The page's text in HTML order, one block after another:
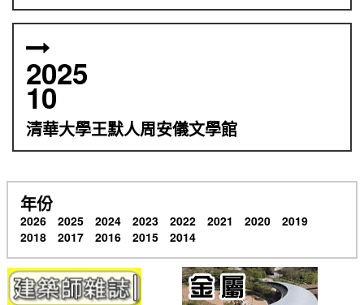
2025
10
清華大學王默人周安儀文學館
年份
2026 2025 2024 2023 2022 2021 2020
2019
2018
2017 2016 2015 2014